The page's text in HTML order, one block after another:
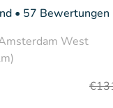
• 57 Bewertungen
West